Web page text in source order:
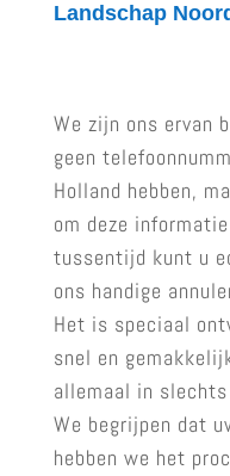
Landschap
We zijn ons ervan
geen
Holland hebben,
om deze
tussentijd kunt u
ons handige
Het is speciaal
snel en
allemaal in
We begrijpen dat
hebben we het